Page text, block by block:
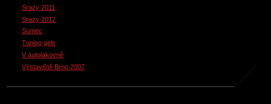
Srazy 2011
Srazy 2012
Sumec
Tuning girls
V autolakovně
Výstaviště Brno 2007